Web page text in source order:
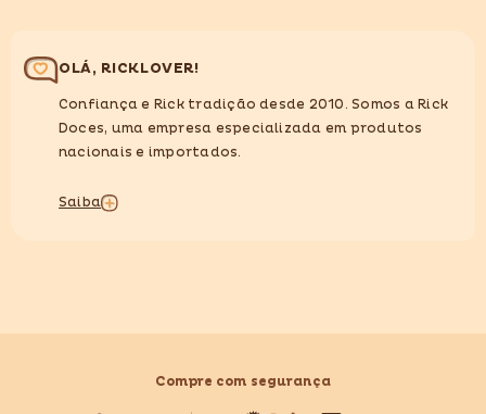
OLÁ, RICKLOVER!
Confiança e Rick tradição desde 2010. Somos a Rick
Doces, uma empresa especializada em produtos
nacionais e importados.
Saiba
Compre com segurança